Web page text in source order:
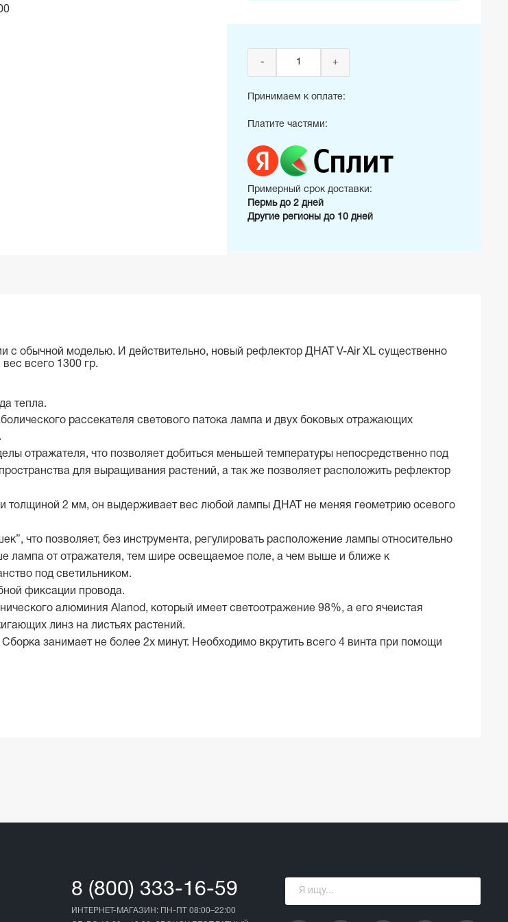
- +
Принимаем к оплате:
Платите частями:
Примерный срок доставки:
Пермь до 2 дней
Другие регионы до 10 дней
с обычной моделью. И действительно, новый рефлектор ДНАТ V-Air XL существенно
всего 1300 гр.
тепла.
рассекателя светового патока лампа и двух боковых отражающих
отражателя, что позволяет добиться меньшей температуры непосредственно под
для выращивания растений, а так же позволяет расположить рефлектор
толщиной 2 мм, он выдерживает вес любой лампы ДНАТ не меняя геометрию осевого
что позволяет, без инструмента, регулировать расположение лампы относительно
лампа от отражателя, тем шире освещаемое поле, а чем выше и ближе к
под светильником.
фиксации провода.
алюминия Alanod, который имеет светоотражение 98%, а его ячеистая
линз на листьях растений.
занимает не более 2х минут. Необходимо вкрутить всего 4 винта при помощи
8 (800) 333-16-59
ИНТЕРНЕТ-МАГАЗИН: ПН-ПТ 08:00–22:00